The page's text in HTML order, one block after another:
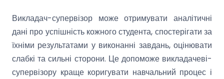
Викладач-супервізор може отримувати аналітичні
дані про успішність кожного студента, спостерігати за
їхніми результатами у виконанні завдань, оцінювати
слабкі та сильні сторони. Це допоможе викладачеві-
супервізору краще коригувати навчальний процес і